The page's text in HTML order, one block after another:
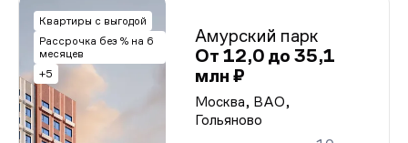
Квартиры с выгодой
Рассрочка без % на 6
месяцев
+5
Амурский парк
От 12,0 до 35,1
млн ₽
Москва, ВАО,
Гольяново